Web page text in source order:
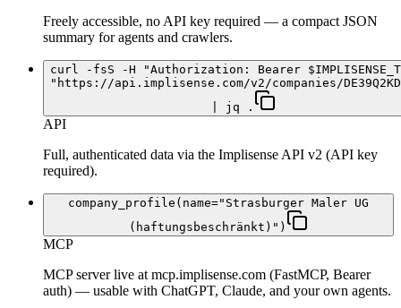
Freely accessible, no API key required — a compact JSON
summary for agents and crawlers.
curl -fsS -H "Authorization: Bearer
"https://api.implisense.com/v2/companies/
| jq .
API
Full, authenticated data via the Implisense API v2 (API key
required).
company_profile(name="Strasburger Maler UG
(haftungsbeschränkt)")
MCP
MCP server live at mcp.implisense.com (FastMCP, Bearer
auth) — usable with ChatGPT, Claude, and your own agents.